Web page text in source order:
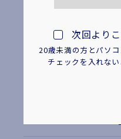
次回より
20歳未満の方とパソ
チェックを入れない